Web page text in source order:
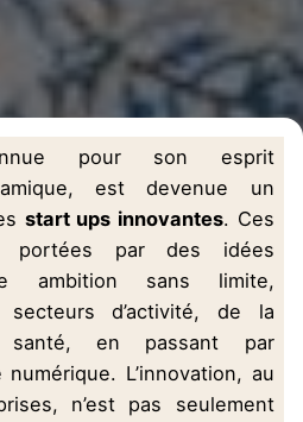
pour son esprit
est devenue un
start ups innovantes. Ces
portées par des idées
ambition sans limite,
secteurs d’activité, de la
en passant par
L’innovation, au
n’est pas seulement